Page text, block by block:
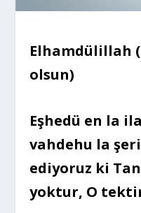
Elhamdülillah
olsun)
Eşhedü en la
vahdehu la
ediyoruz ki
yoktur, O